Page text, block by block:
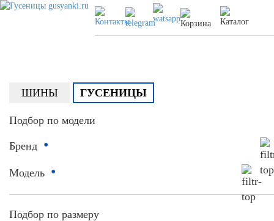
ШИНЫ ГУСЕНИЦЫ
Подбор по модели
Бренд •
Модель •
Подбор по размеру